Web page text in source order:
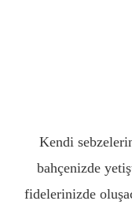
Kendi
bahçenizde
fidelerinizde